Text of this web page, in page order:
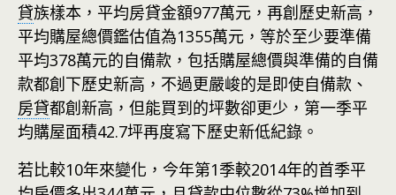
貸族樣本，平均房貸金額977萬元，再創歷史新高，
平均購屋總價鑑估值為1355萬元，等於至少要準備
平均378萬元的自備款，包括購屋總價與準備的自備
款都創下歷史新高，不過更嚴峻的是即使自備款、
房貸都創新高，但能買到的坪數卻更少，第一季平
均購屋面積42.7坪再度寫下歷史新低紀錄。
若比較10年來變化，今年第1季較2014年的首季平